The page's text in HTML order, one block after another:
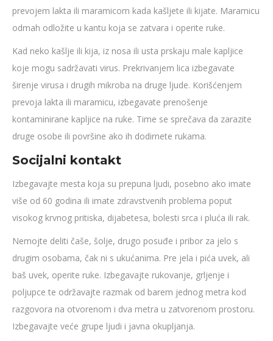
prevojem lakta ili maramicom kada kašljete ili kijate. Maramicu
odmah odložite u kantu koja se zatvara i operite ruke.
Kad neko kašlje ili kija, iz nosa ili usta prskaju male kapljice
koje mogu sadržavati virus. Prekrivanjem lica izbegavate
širenje virusa i drugih mikroba na druge ljude. Korišćenjem
prevoja lakta ili maramicu, izbegavate prenošenje
kontaminirane kapljice na ruke. Time se sprečava da zarazite
druge osobe ili površine ako ih dodirnete rukama.
Socijalni kontakt
Izbegavajte mesta koja su prepuna ljudi, posebno ako imate
više od 60 godina ili imate zdravstvenih problema poput
visokog krvnog pritiska, dijabetesa, bolesti srca i pluća ili rak.
Nemojte deliti čaše, šolje, drugo posuđe i pribor za jelo s
drugim osobama, čak ni s ukućanima. Pre jela i pića uvek, ali
baš uvek, operite ruke. Izbegavajte rukovanje, grljenje i
poljupce te održavajte razmak od barem jednog metra kod
razgovora na otvorenom i dva metra u zatvorenom prostoru.
Izbegavajte veće grupe ljudi i javna okupljanja.